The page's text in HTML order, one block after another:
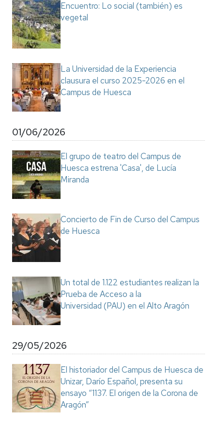
Encuentro: Lo social (también) es
vegetal
La Universidad de la Experiencia
clausura el curso 2025-2026 en el
Campus de Huesca
01/06/2026
El grupo de teatro del Campus de
Huesca estrena 'Casa', de Lucía
Miranda
Concierto de Fin de Curso del Campus
de Huesca
Un total de 1.122 estudiantes realizan la
Prueba de Acceso a la
Universidad (PAU) en el Alto Aragón
29/05/2026
El historiador del Campus de Huesca de
Unizar, Darío Español, presenta su
ensayo “1137. El origen de la Corona de
Aragón”